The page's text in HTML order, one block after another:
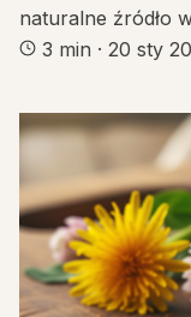
naturalne źródło
3 min · 20 sty